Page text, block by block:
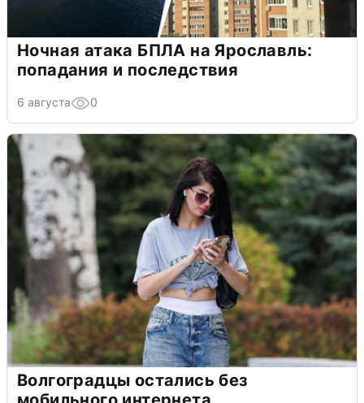
Ночная атака БПЛА на Ярославль:
попадания и последствия
6 августа 0
Волгоградцы остались без